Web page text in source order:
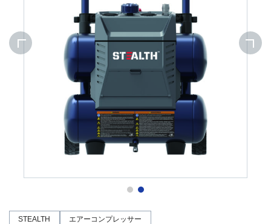
STEALTH エアーコンプレッサー